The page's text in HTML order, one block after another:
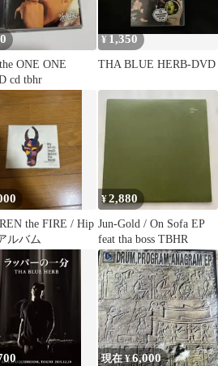
ONE ONE
cd tbhr
¥ 1,350
THA BLUE HERB-DVD
the FIRE / Hip
ルバム
¥2,880
Jun-Gold / On Sofa EP
feat tha boss TBHR
現在 ¥6,000